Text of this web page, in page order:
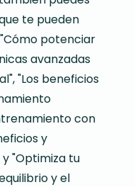
te pueden
potenciar
avanzadas
"Los beneficios
con
y
"Optimiza tu
y el